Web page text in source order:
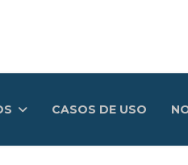
CASOS DE USO